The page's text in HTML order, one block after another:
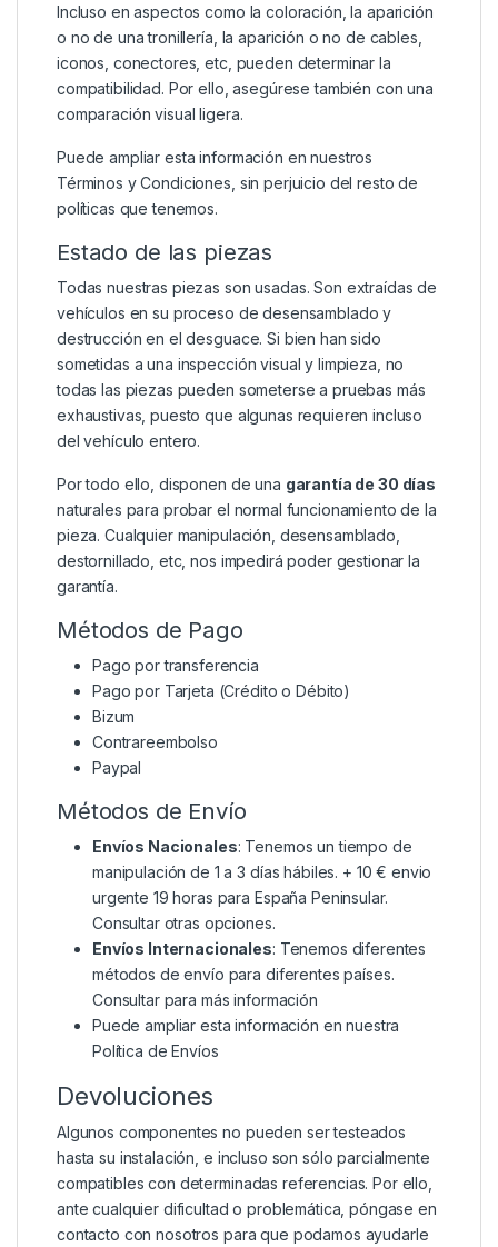
Incluso en aspectos como la coloración, la aparición
o no de una tronillería, la aparición o no de cables,
iconos, conectores, etc, pueden determinar la
compatibilidad. Por ello, asegúrese también con una
comparación visual ligera.
Puede ampliar esta información en nuestros
Términos y Condiciones , sin perjuicio del resto de
políticas que tenemos.
Estado de las piezas
Todas nuestras piezas son usadas. Son extraídas de
vehículos en su proceso de desensamblado y
destrucción en el desguace. Si bien han sido
sometidas a una inspección visual y limpieza, no
todas las piezas pueden someterse a pruebas más
exhaustivas, puesto que algunas requieren incluso
del vehículo entero.
Por todo ello, disponen de una garantía de 30 días
naturales para probar el normal funcionamiento de la
pieza. Cualquier manipulación, desensamblado,
destornillado, etc, nos impedirá poder gestionar la
garantía.
Métodos de Pago
Pago por transferencia
Pago por Tarjeta (Crédito o Débito)
Bizum
Contrareembolso
Paypal
Métodos de Envío
Envíos Nacionales: Tenemos un tiempo de
manipulación de 1 a 3 días hábiles. + 10 € envio
urgente 19 horas para España Peninsular.
Consultar otras opciones.
Envíos Internacionales: Tenemos diferentes
métodos de envío para diferentes países.
Consultar para más información
Puede ampliar esta información en nuestra
Política de Envíos
Devoluciones
Algunos componentes no pueden ser testeados
hasta su instalación, e incluso son sólo parcialmente
compatibles con determinadas referencias. Por ello,
ante cualquier dificultad o problemática, póngase en
contacto con nosotros para que podamos ayudarle